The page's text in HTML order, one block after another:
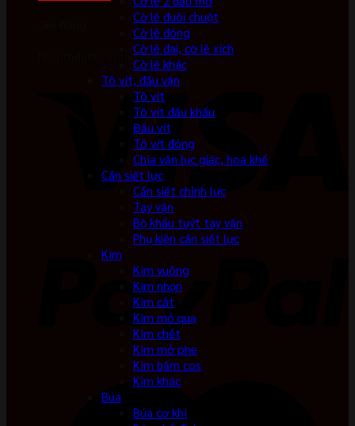
No products in the cart.
Cờ lê đuôi chuột
Cờ lê đóng
Cờ lê đai, cờ lê xích
Cờ lê khác
Tô vít, đầu vặn
Tô vít
Tô vít đầu khẩu
Đầu vít
Tô vít đóng
Chìa vặn lục giác, hoa khế
Cần siết lực
Cần siết chỉnh lực
Tay vặn
Bộ khẩu tuýt tay vặn
Phụ kiện cần siết lực
Kìm
Kìm vuông
Kìm nhọn
Kìm cắt
Kìm mỏ quạ
Kìm chết
Kìm mở phe
Kìm bấm cos
Kìm khác
Búa
Búa cơ khí